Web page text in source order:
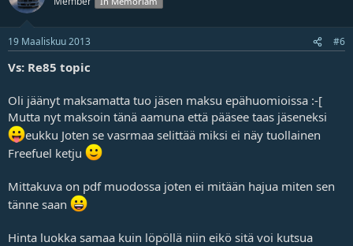
19 Maaliskuu 2013 #6
Vs: Re85 topic
Oli jäänyt maksamatta tuo jäsen maksu epähuomioissa :-[
Mutta nyt maksoin tänä aamuna että pääsee taas jäseneksi
eukku Joten se vasrmaa selittää miksi ei näy tuollainen
Freefuel ketju
Mittakuva on pdf muodossa joten ei mitään hajua miten sen
tänne saan
Hinta luokka samaa kuin löpöllä niin eikö sitä voi kutsua